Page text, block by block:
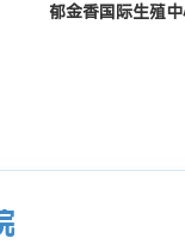
郁金香国际生殖